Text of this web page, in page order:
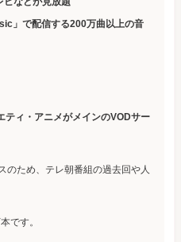
」で配信する200万曲以上の音
ティ・アニメがメインのVODサー
のため、テレ朝番組の過去回や人
です。